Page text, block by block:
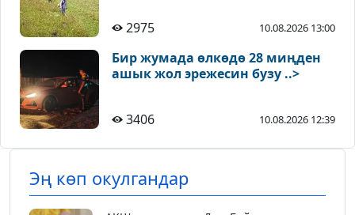
2975 10.08.2026 13:00
Бир жумада өлкөдө 28 миңден
ашык жол эрежесин бузу ..>
3406 10.08.2026 12:39
Эң көп окулгандар